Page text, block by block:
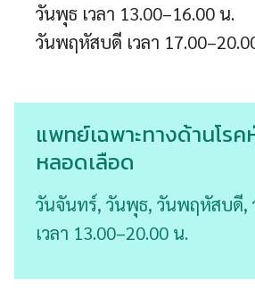
วันพุธ เวลา 13.00–16.00 น.
วันพฤหัสบดี เวลา
แพทย์เฉพาะทางด้านโรค
หลอดเลือด
วันจันทร์, วันพุธ, วันพฤหัสบดี,
เวลา 13.00–20.00 น.